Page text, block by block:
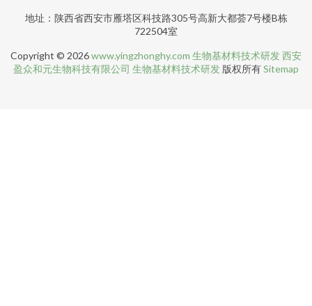
地址：陕西省西安市雁塔区科技路305号高新大都荟7号楼B栋
722504室
Copyright © 2026www.yingzhonghy.com 生物基材料技术研发西安
盈众和元生物科技有限公司 生物基材料技术研发 版权所有Sitemap